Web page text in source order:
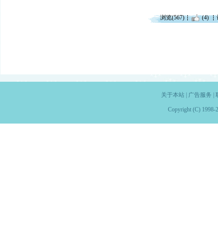
浏览(567) (4)
关于本站| 广告服务
Copyright (C) 1998-